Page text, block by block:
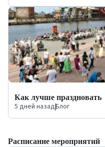
Как лучше праздновать
5 дней назад|Блог
Расписание мероприятий